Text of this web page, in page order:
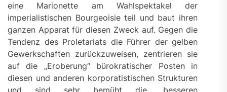
eine Marionette am Wahlspektakel der
imperialistischen Bourgeoisie teil und baut ihren
ganzen Apparat für diesen Zweck auf. Gegen die
Tendenz des Proletariats die Führer der gelben
Gewerkschaften zurückzuweisen, zentrieren sie
auf die „Eroberung“ bürokratischer Posten in
diesen und anderen korporatistischen Strukturen